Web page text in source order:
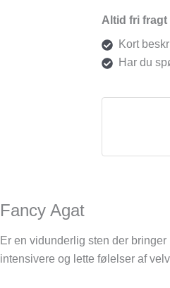
Altid fri fragt
Kort
Har du
Fancy Agat
Er en vidunderlig sten der
intensivere og lette følelser af